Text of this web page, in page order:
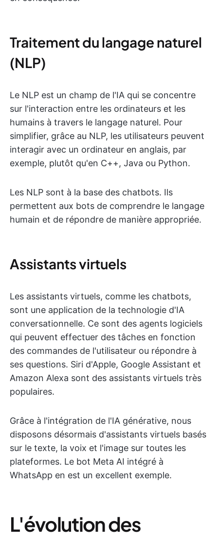
Traitement du langage naturel
(NLP)
Le NLP est un champ de l'IA qui se concentre
sur l'interaction entre les ordinateurs et les
humains à travers le langage naturel. Pour
simplifier, grâce au NLP, les utilisateurs peuvent
interagir avec un ordinateur en anglais, par
exemple, plutôt qu'en C++, Java ou Python.
Les NLP sont à la base des chatbots. Ils
permettent aux bots de comprendre le langage
humain et de répondre de manière appropriée.
Assistants virtuels
Les assistants virtuels, comme les chatbots,
sont une application de la technologie d'IA
conversationnelle. Ce sont des agents logiciels
qui peuvent effectuer des tâches en fonction
des commandes de l'utilisateur ou répondre à
ses questions. Siri d'Apple, Google Assistant et
Amazon Alexa sont des assistants virtuels très
populaires.
Grâce à l'intégration de l'IA générative, nous
disposons désormais d'assistants virtuels basés
sur le texte, la voix et l'image sur toutes les
plateformes. Le bot Meta AI intégré à
WhatsApp en est un excellent exemple.
L'évolution des